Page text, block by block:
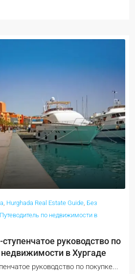
Hurghada Real Estate Guide Без
Путеводитель по недвижимости в
руководство по
в Хургаде
руководство по покупке...